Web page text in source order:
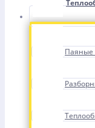
Паяные